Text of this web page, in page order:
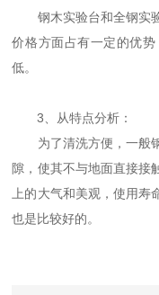
钢木实验台和全钢实验
价格方面占有一定的优
低。
3、从特点分析：
为了清洗方便，一般钢
隙，使其不与地面直接接
上的大气和美观，使用
也是比较好的。